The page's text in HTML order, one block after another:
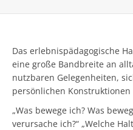
Das erlebnispädagogische
eine große Bandbreite an
nutzbaren Gelegenheiten,
persönlichen Konstruktionen
„Was bewege ich? Was
verursache ich?“ „Welche